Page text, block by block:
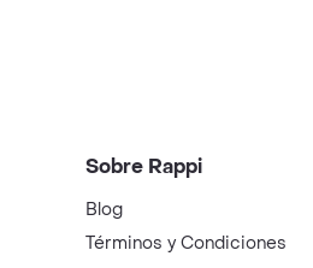
Sobre Rappi
Blog
Términos y Condiciones